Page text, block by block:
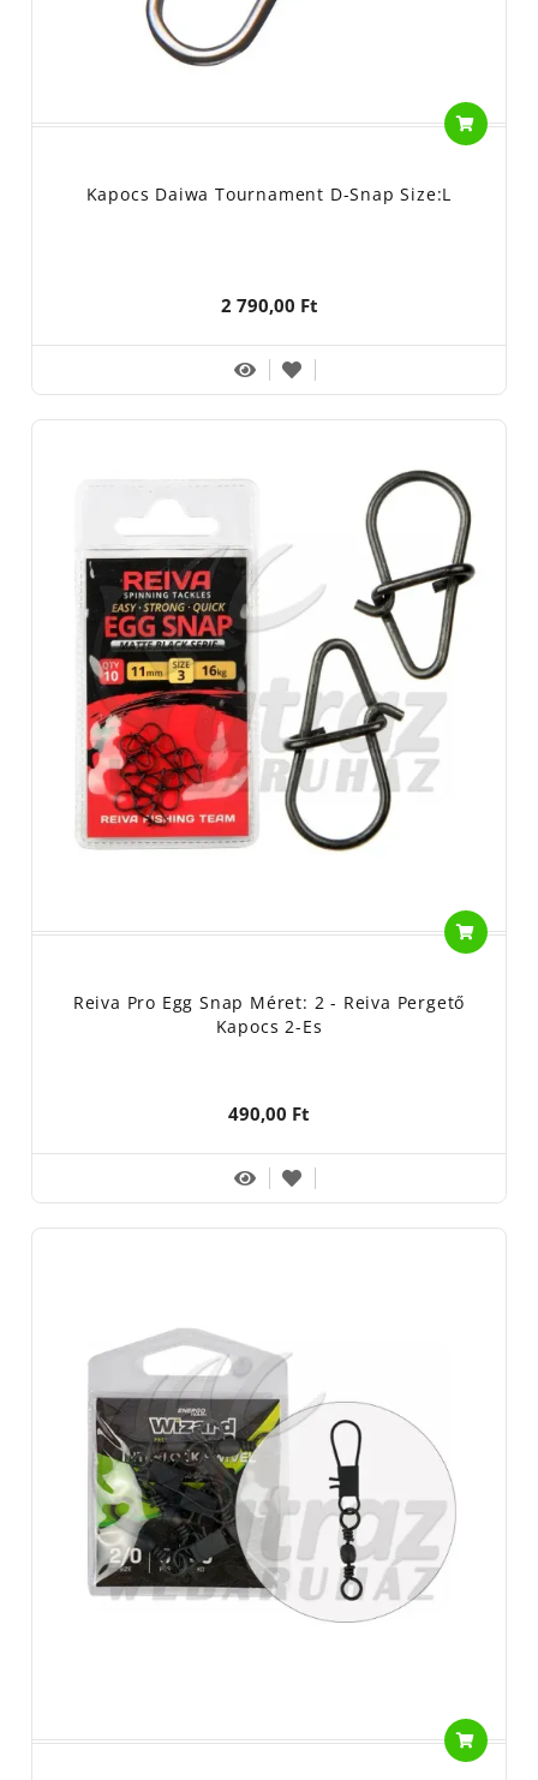
Kapocs Daiwa Tournament D-Snap Size:L
2 790,00 Ft
Reiva Pro Egg Snap Méret: 2 - Reiva Pergető
Kapocs 2-Es
490,00 Ft